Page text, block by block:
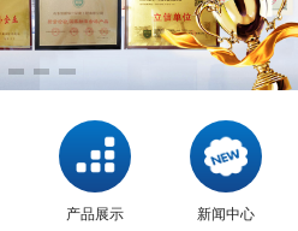
产品展示 新闻中心